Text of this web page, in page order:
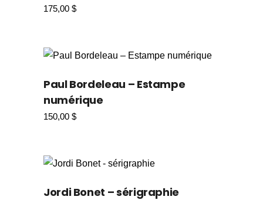
175,00 $
Paul Bordeleau – Estampe
numérique
150,00 $
Jordi Bonet – sérigraphie